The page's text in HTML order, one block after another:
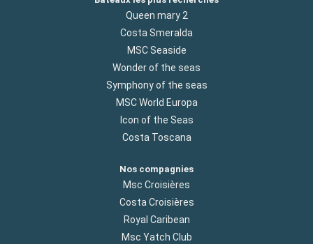
Queen mary 2
Costa Smeralda
MSC Seaside
Wonder of the seas
Symphony of the seas
MSC World Europa
Icon of the Seas
Costa Toscana
Nos compagnies
Msc Croisières
Costa Croisières
Royal Caribean
Msc Yatch Club